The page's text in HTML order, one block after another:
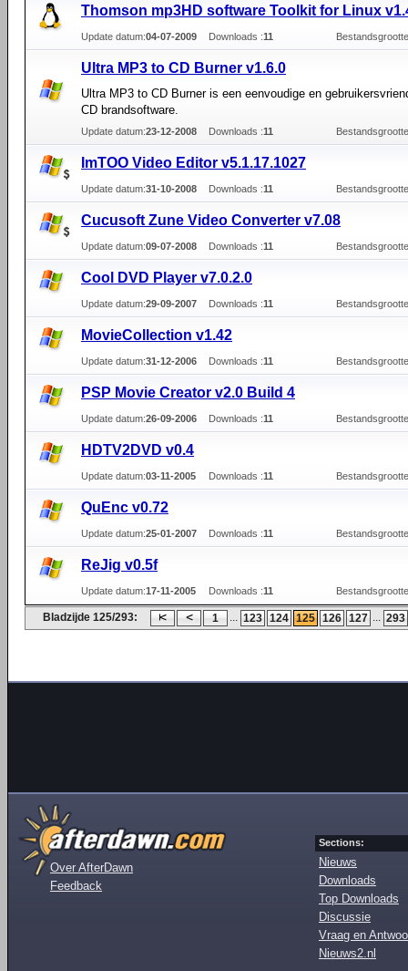
Thomson mp3HD software Toolkit for Linux
Update datum:04-07-2009 Downloads :11
Ultra MP3 to CD Burner v1.6.0
Ultra MP3 to CD Burner is een eenvoudige en
CD brandsoftware.
Update datum:23-12-2008 Downloads :11
ImTOO Video Editor v5.1.17.1027
Update datum:31-10-2008 Downloads :11
Cucusoft Zune Video Converter v7.08
Update datum:09-07-2008 Downloads :11
Cool DVD Player v7.0.2.0
Update datum:29-09-2007 Downloads :11
MovieCollection v1.42
Update datum:31-12-2006 Downloads :11
PSP Movie Creator v2.0 Build 4
Update datum:26-09-2006 Downloads :11
HDTV2DVD v0.4
Update datum:03-11-2005 Downloads :11
QuEnc v0.72
Update datum:25-01-2007 Downloads :11
ReJig v0.5f
Update datum:17-11-2005 Downloads :11
Bladzijde 125/293: 1 ... 123 124 125 126 127 ... 293
Over AfterDawn
Feedback
Sections:
Nieuws
Downloads
Top Downloads
Discussie
Vraag en
Nieuws2.nl